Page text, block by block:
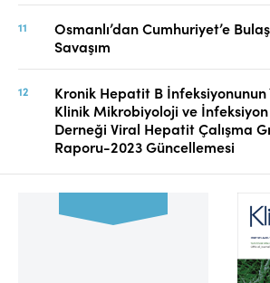
Osmanlı’dan Cumhuriyet’e
Savaşım
Kronik Hepatit B İnfeksiyonunun
Klinik Mikrobiyoloji ve İnfeksiyon
Derneği Viral Hepatit Çalışma
Raporu-2023 Güncellemesi